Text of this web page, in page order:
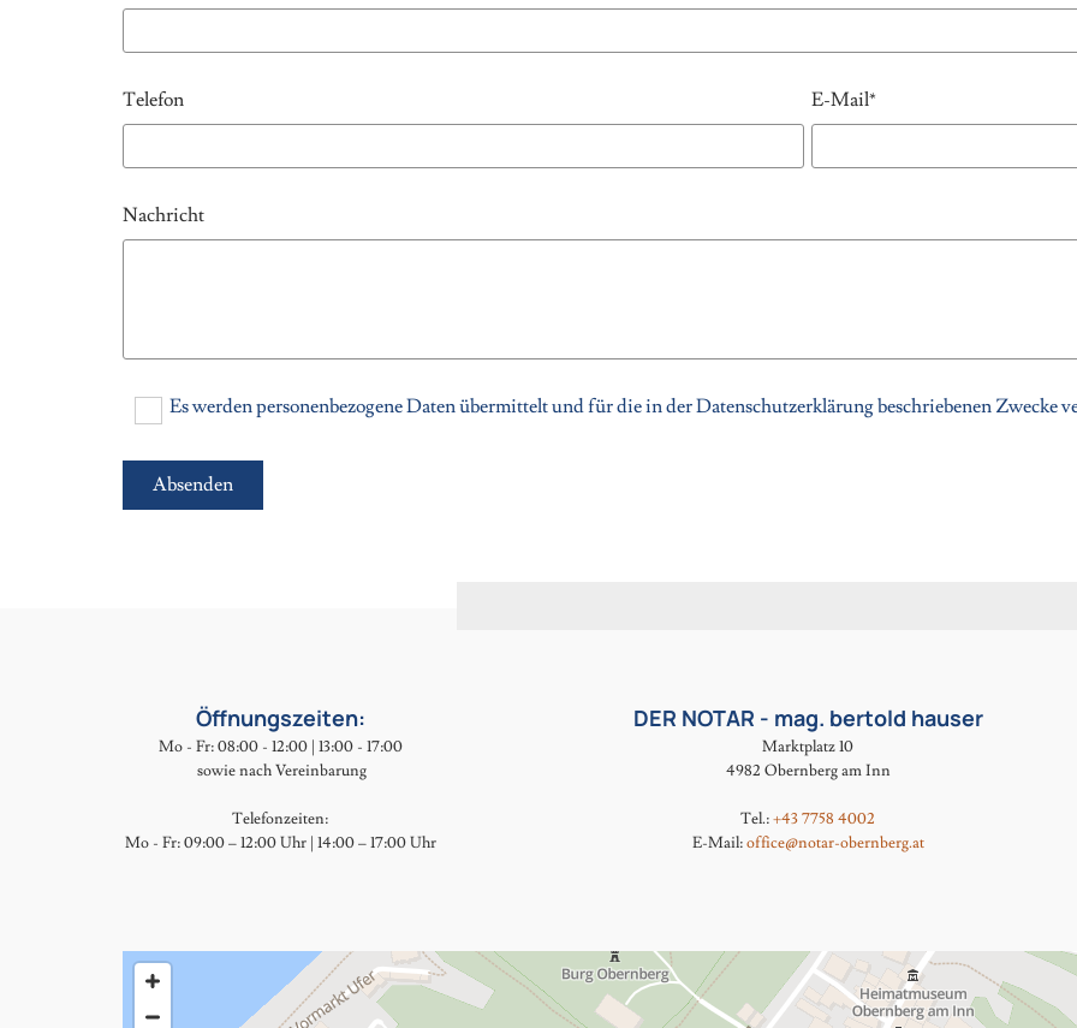
Telefon E-Mail*
Nachricht
Es werden personenbezogene Daten übermittelt und für die in der Datenschutzerklärung beschriebenen Zwecke
Öffnungszeiten:
Mo - Fr: 08:00 - 12:00 | 13:00 - 17:00
sowie nach Vereinbarung
Telefonzeiten:
Mo - Fr: 09:00 – 12:00 Uhr | 14:00 – 17:00 Uhr
DER NOTAR - mag. bertold hauser
Marktplatz 10
4982 Obernberg am Inn
Tel.:+43 7758 4002
E-Mail:office@notar-obernberg.at